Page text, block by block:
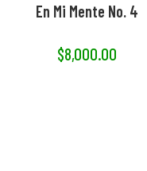
En Mi Mente No. 4
$8,000.00